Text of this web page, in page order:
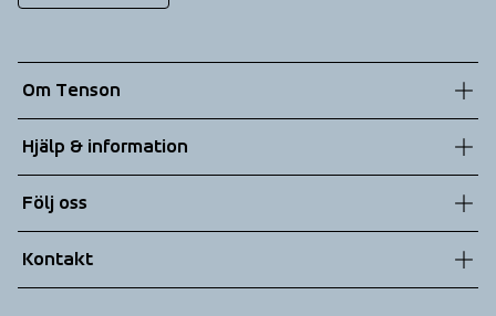
Om Tenson
Hållbarhet
Teknologier
Hjälp & information
Allmänna villkor
Returer
Följ oss
Kontakt